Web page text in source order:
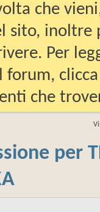
che
sito, inoltre
Per
forum,
che
per